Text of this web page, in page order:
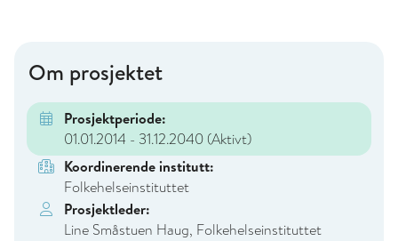
Om prosjektet
Prosjektperiode:
01.01.2014 - 31.12.2040 (Aktivt)
Koordinerende institutt:
Folkehelseinstituttet
Prosjektleder:
Line Småstuen Haug, Folkehelseinstituttet